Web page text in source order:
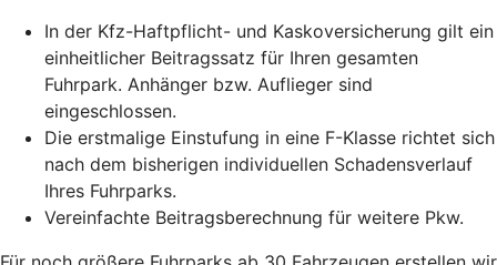
In der Kfz-Haftpflicht- und Kaskoversicherung gilt ein
einheitlicher Beitragssatz für Ihren gesamten
Fuhrpark. Anhänger bzw. Auflieger sind
eingeschlossen.
Die erstmalige Einstufung in eine F-Klasse richtet sich
nach dem bisherigen individuellen Schadensverlauf
Ihres Fuhrparks.
Vereinfachte Beitragsberechnung für weitere Pkw.